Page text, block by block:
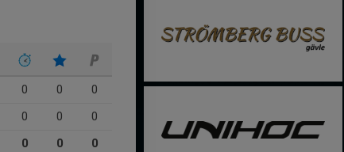
0 0
0
0 0
0
0 0 0